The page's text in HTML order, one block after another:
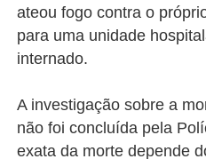
ateou fogo contra o
para uma unidade
internado.
A investigação sobre a
não foi concluída pela
exata da morte depende